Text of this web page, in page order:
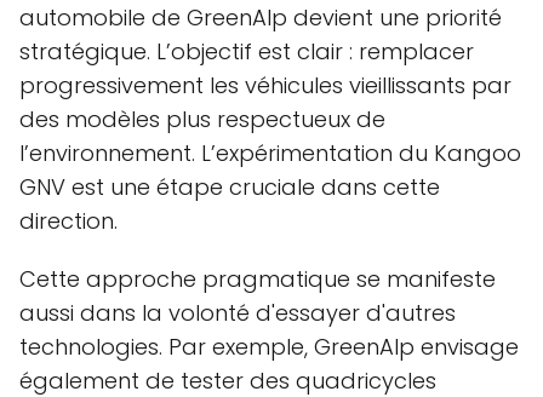
automobile de GreenAlp devient une priorité
stratégique. L’objectif est clair : remplacer
progressivement les véhicules vieillissants par
des modèles plus respectueux de
l’environnement. L’expérimentation du Kangoo
GNV est une étape cruciale dans cette
direction.
Cette approche pragmatique se manifeste
aussi dans la volonté d'essayer d'autres
technologies. Par exemple, GreenAlp envisage
également de tester des quadricycles